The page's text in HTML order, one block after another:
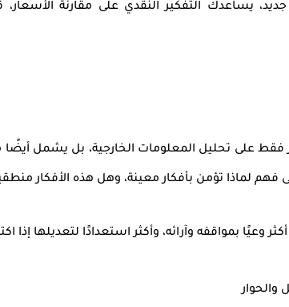
يساعدك التفكير النقدي على مقارنة الأسعار،
فقط على تحليل المعلومات الخارجية، بل يشمل أيضًا
لماذا تؤمن بأفكار معينة، وهل هذه الأفكار
وعيًا بمواقفه وآرائه، وأكثر استعدادًا لتعديلها